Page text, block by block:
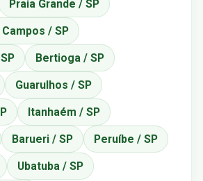
Praia Grande / SP
/ SP
Bertioga / SP
Guarulhos / SP
Itanhaém / SP
Barueri / SP Peruíbe / SP
Ubatuba / SP